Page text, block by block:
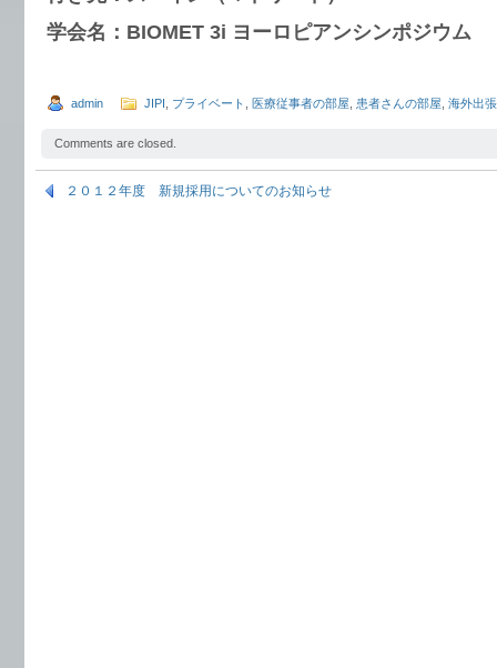
学会名：BIOMET 3i ヨーロピアンシンポジウム
admin JIPI プライベート 医療従事者の部屋 患者さんの部屋 海外出張
Comments are closed.
２０１２年度 新規採用についてのお知らせ